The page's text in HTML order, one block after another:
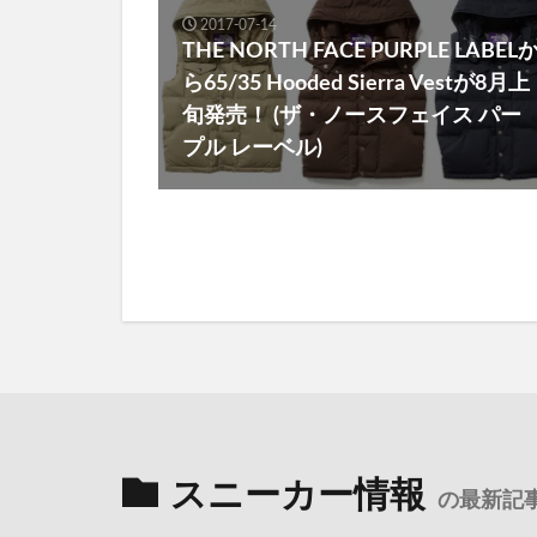
2017-07-14
THE NORTH FACE PURPLE LABEL
ら65/35 Hooded Sierra Vestが8月上
旬発売！ (ザ・ノースフェイス パー
プル レーベル)
スニーカー情報 の最新記